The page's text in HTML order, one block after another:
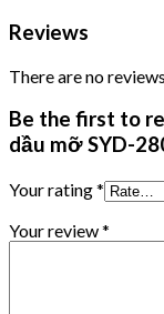
Reviews
There are no
Be the first to
dầu mỡ SYD-
Your rating*
Your review*